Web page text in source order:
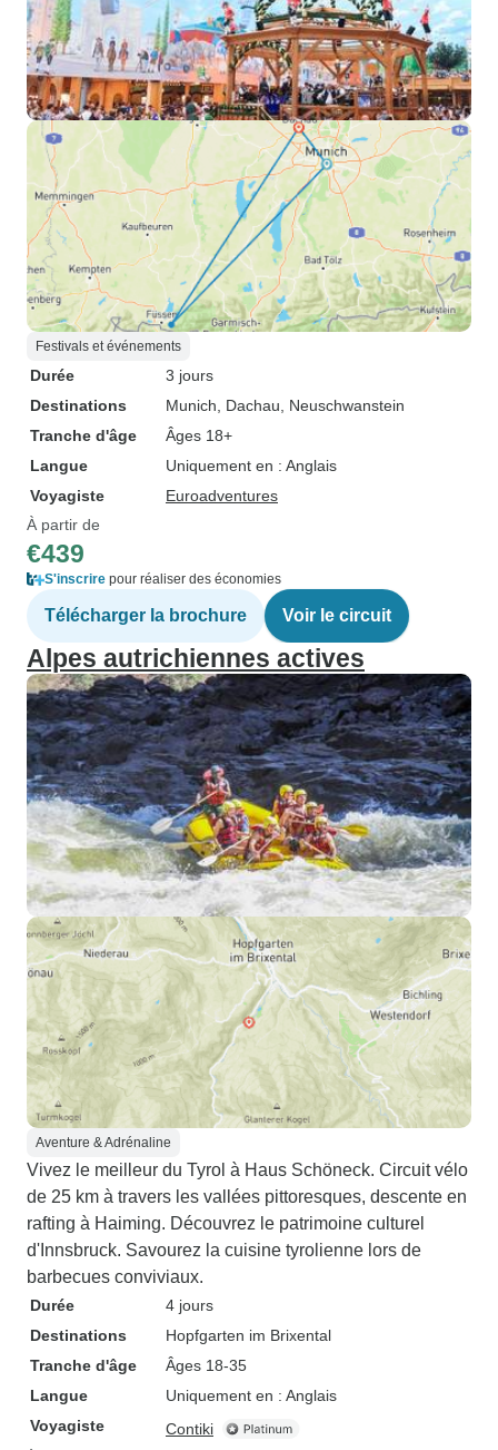
Festivals et événements
Durée
3 jours
Destinations
Munich , Dachau , Neuschwanstein
Tranche d'âge
Âges 18+
Langue
Uniquement en : Anglais
Voyagiste
Euroadventures
À partir de
€439
S'inscrire pour réaliser des économies
Télécharger la brochure Voir le circuit
Alpes autrichiennes actives
Aventure & Adrénaline
Vivez le meilleur du Tyrol à Haus Schöneck. Circuit vélo
de 25 km à travers les vallées pittoresques, descente en
rafting à Haiming. Découvrez le patrimoine culturel
d'Innsbruck. Savourez la cuisine tyrolienne lors de
barbecues conviviaux.
Durée
4 jours
Destinations
Hopfgarten im Brixental
Tranche d'âge
Âges 18-35
Langue
Uniquement en : Anglais
Voyagiste
Contiki